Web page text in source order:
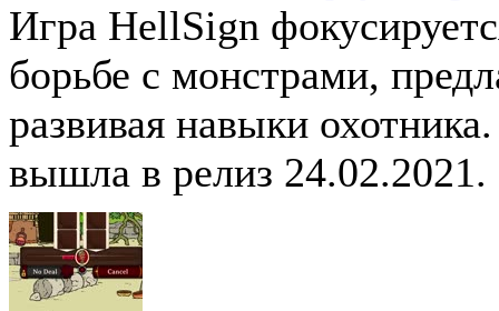
Игра HellSign
борьбе с монстрами,
развивая навыки
вышла в релиз 24.02.2021.